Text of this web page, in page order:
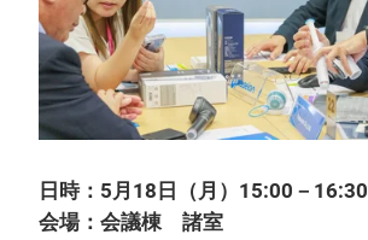
日時：5月18日（月）15:00－16:30
会場：会議棟 諸室